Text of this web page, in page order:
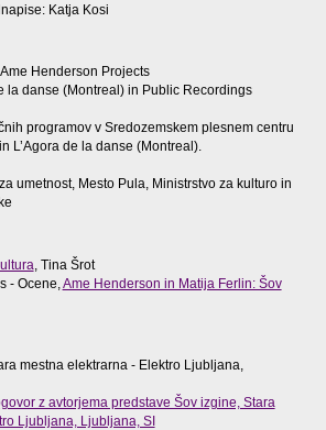
Katja Kosi
Henderson Projects
la danse (Montreal) in Public Recordings
programov v Sredozemskem plesnem centru
L’Agora de la danse (Montreal).
umetnost, Mesto Pula, Ministrstvo za kulturo in
, Tina Šrot
- Ocene,Ame Henderson in Matija Ferlin: Šov
mestna elektrarna - Elektro Ljubljana,
z avtorjema predstave Šov izgine, Stara
Ljubljana, Ljubljana, SI